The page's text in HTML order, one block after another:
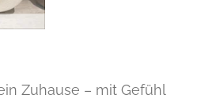
Zuhause – mit Gefühl